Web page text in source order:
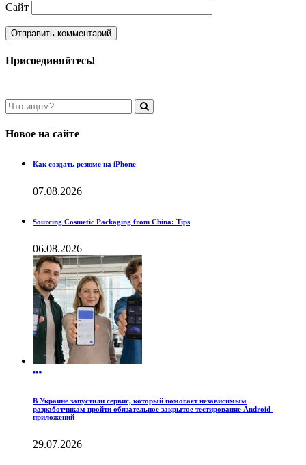
Сайт
Присоединяйтесь!
Новое на сайте
Как создать резюме на iPhone
07.08.2026
Sourcing Cosmetic Packaging from China: Tips
06.08.2026
В Украине запустили сервис, который помогает независимым
разработчикам пройти обязательное закрытое тестирование Android-
приложений
29.07.2026